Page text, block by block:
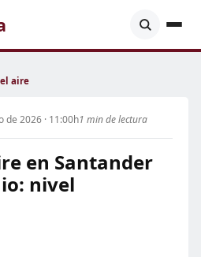
aire
de 2026 · 11:00h1 min de lectura
en Santander
nivel